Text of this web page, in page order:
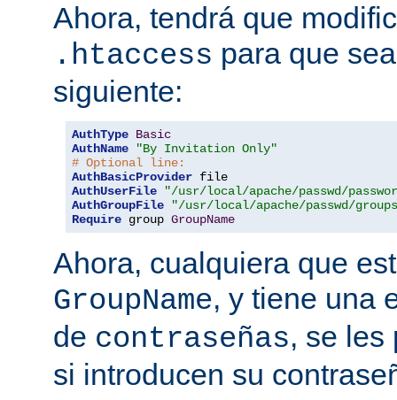
Ahora, tendrá que
.htaccess para que
siguiente:
AuthType Basic
AuthName
"By Invitation Only"
# Optional line:
AuthBasicProvider
AuthUserFile
"/usr/local/apache/passwd/
AuthGroupFile
"/usr/local/apache/passwd/
Require group GroupName
Ahora, cualquiera que
GroupName, y tiene una
de contraseñas, se les
si introducen su